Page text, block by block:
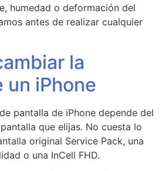
humedad o deformación del
antes de realizar cualquier
la
un iPhone
pantalla de iPhone depende del
que elijas. No cuesta lo
original Service Pack, una
o una InCell FHD.